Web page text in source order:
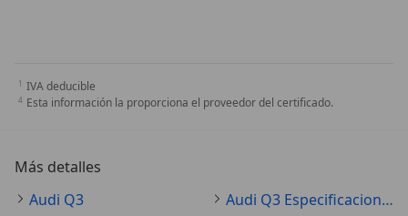
IVA deducible
Esta información la proporciona el proveedor del certificado.
Más detalles
Audi Q3
Audi Q3 Especificaciones técnicas